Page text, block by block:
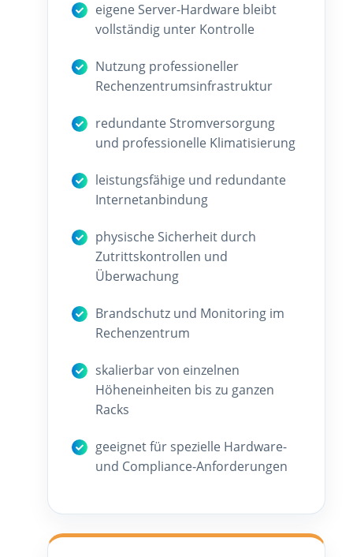
eigene Server-Hardware bleibt
vollständig unter Kontrolle
Nutzung professioneller
Rechenzentrumsinfrastruktur
redundante Stromversorgung
und professionelle Klimatisierung
leistungsfähige und redundante
Internetanbindung
physische Sicherheit durch
Zutrittskontrollen und
Überwachung
Brandschutz und Monitoring im
Rechenzentrum
skalierbar von einzelnen
Höheneinheiten bis zu ganzen
Racks
geeignet für spezielle Hardware-
und Compliance-Anforderungen